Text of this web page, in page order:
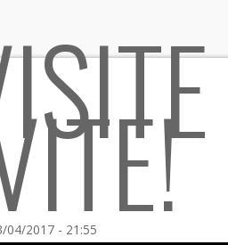
04/2017 - 21:55